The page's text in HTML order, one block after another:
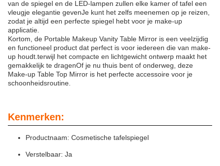
van de spiegel en de LED-lampen zullen elke kamer of tafel een
vleugje elegantie gevenJe kunt het zelfs meenemen op je reizen,
zodat je altijd een perfecte spiegel hebt voor je make-up
applicatie.
Kortom, de Portable Makeup Vanity Table Mirror is een veelzijdig
en functioneel product dat perfect is voor iedereen die van make-
up houdt.terwijl het compacte en lichtgewicht ontwerp maakt het
gemakkelijk te dragenOf je nu thuis bent of onderweg, deze
Make-up Table Top Mirror is het perfecte accessoire voor je
schoonheidsroutine.
Kenmerken:
Productnaam: Cosmetische tafelspiegel
Verstelbaar: Ja